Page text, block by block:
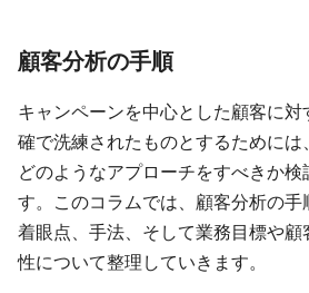
顧客分析の手順
キャンペーンを中心とした顧客に
確で洗練されたものとするためには
どのようなアプローチをすべきか検
す。このコラムでは、顧客分析の
着眼点、手法、そして業務目標や
性について整理していきます。